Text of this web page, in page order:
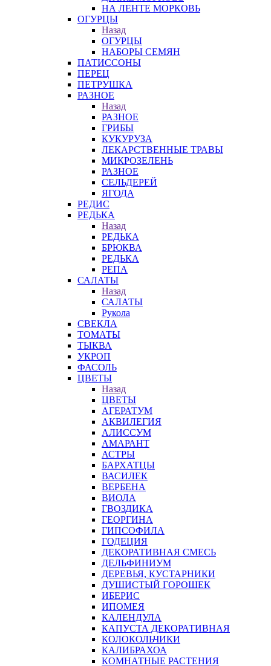
НА ЛЕНТЕ МОРКОВЬ
ОГУРЦЫ
Назад
ОГУРЦЫ
НАБОРЫ СЕМЯН
ПАТИССОНЫ
ПЕРЕЦ
ПЕТРУШКА
РАЗНОЕ
Назад
РАЗНОЕ
ГРИБЫ
КУКУРУЗА
ЛЕКАРСТВЕННЫЕ ТРАВЫ
МИКРОЗЕЛЕНЬ
РАЗНОЕ
СЕЛЬДЕРЕЙ
ЯГОДА
РЕДИС
РЕДЬКА
Назад
РЕДЬКА
БРЮКВА
РЕДЬКА
РЕПА
САЛАТЫ
Назад
САЛАТЫ
Рукола
СВЕКЛА
ТОМАТЫ
ТЫКВА
УКРОП
ФАСОЛЬ
ЦВЕТЫ
Назад
ЦВЕТЫ
АГЕРАТУМ
АКВИЛЕГИЯ
АЛИССУМ
АМАРАНТ
АСТРЫ
БАРХАТЦЫ
ВАСИЛЕК
ВЕРБЕНА
ВИОЛА
ГВОЗДИКА
ГЕОРГИНА
ГИПСОФИЛА
ГОДЕЦИЯ
ДЕКОРАТИВНАЯ СМЕСЬ
ДЕЛЬФИНИУМ
ДЕРЕВЬЯ, КУСТАРНИКИ
ДУШИСТЫЙ ГОРОШЕК
ИБЕРИС
ИПОМЕЯ
КАЛЕНДУЛА
КАПУСТА ДЕКОРАТИВНАЯ
КОЛОКОЛЬЧИКИ
КАЛИБРАХОА
КОМНАТНЫЕ РАСТЕНИЯ